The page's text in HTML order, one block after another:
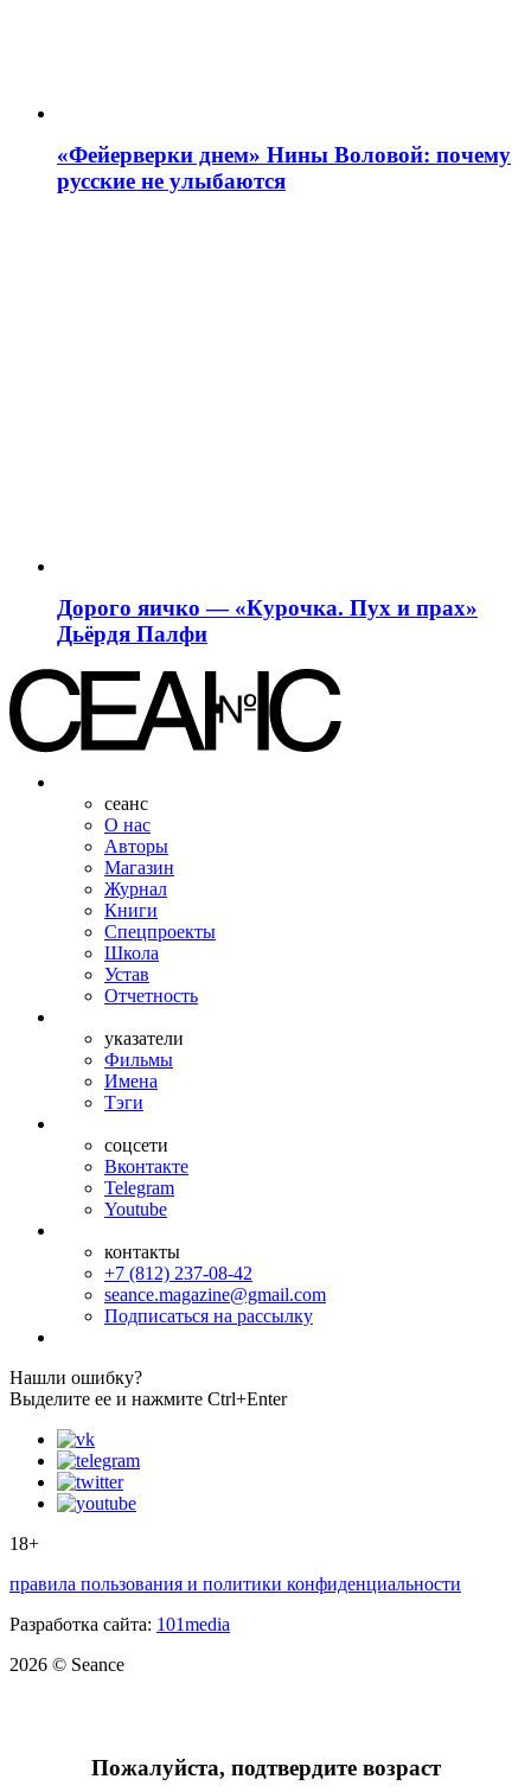
«Фейерверки днем» Нины Воловой: почему
русские не улыбаются
Дорого яичко — «Курочка. Пух и прах»
Дьёрдя Палфи
сеанс
О нас
Авторы
Магазин
Журнал
Книги
Спецпроекты
Школа
Устав
Отчетность
указатели
Фильмы
Имена
Тэги
соцсети
Вконтакте
Telegram
Youtube
контакты
+7 (812) 237-08-42
seance.magazine@gmail.com
Подписаться на рассылку
Нашли ошибку?
Выделите ее и нажмите Ctrl+Enter
18+
правила пользования и политики конфиденциальности
Разработка сайта: 101media
2026 © Seance
Пожалуйста, подтвердите возраст